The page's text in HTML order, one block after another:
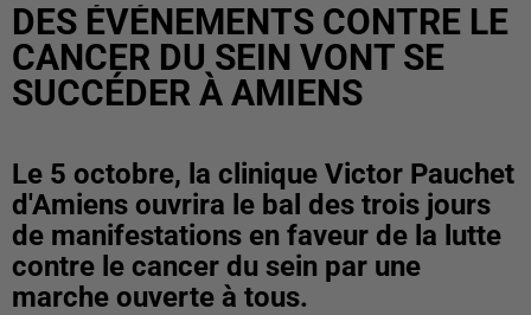
DES ÉVÉNEMENTS CONTRE LE
CANCER DU SEIN VONT SE
SUCCÉDER À AMIENS
Le 5 octobre, la clinique Victor Pauchet
d'Amiens ouvrira le bal des trois jours
de manifestations en faveur de la lutte
contre le cancer du sein par une
marche ouverte à tous.